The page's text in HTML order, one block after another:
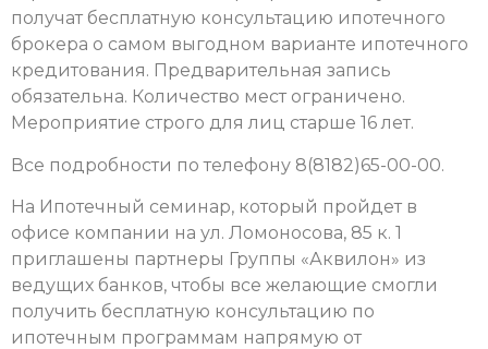
получат бесплатную консультацию ипотечного
брокера о самом выгодном варианте ипотечного
кредитования. Предварительная запись
обязательна. Количество мест ограничено.
Мероприятие строго для лиц старше 16 лет.
Все подробности по телефону 8(8182)65-00-00.
На Ипотечный семинар, который пройдет в
офисе компании на ул. Ломоносова, 85 к. 1
приглашены партнеры Группы «Аквилон» из
ведущих банков, чтобы все желающие смогли
получить бесплатную консультацию по
ипотечным программам напрямую от